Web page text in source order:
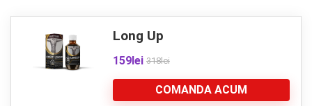
Long Up
159lei 318lei
COMANDA ACUM